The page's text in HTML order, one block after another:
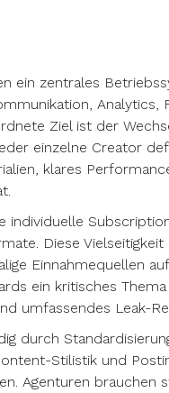
ein zentrales
Analytics,
Ziel ist der
einzelne Creator
klares
individuelle
Diese
Einnahmequellen
ein kritisches
umfassendes Leak-
durch
Stilistik und
Agenturen brauchen